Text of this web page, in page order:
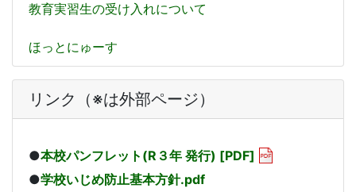
教育実習生の受け入れについて
ほっとにゅーす
リンク（※は外部ページ）
●本校パンフレット(R３年 発行) [PDF]
●学校いじめ防止基本方針.pdf